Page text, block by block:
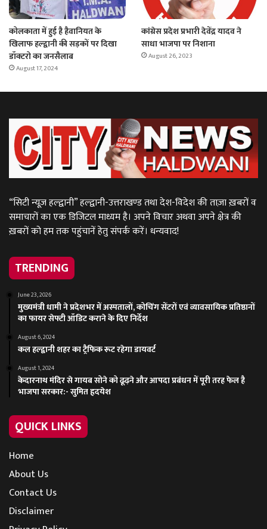
कोलकाता में हुई है हैवानियत के
खिलाफ हल्द्वानी की सड़कों पर दिखा
डॉक्टरो का जनसैलाब
August 17, 2024
कांग्रेस प्रदेश प्रभारी देवेंद्र यादव ने
साधा भाजपा पर निशाना
August 26, 2023
“सिटी न्यूज़ हल्द्वानी” हल्द्वानी-उत्तराखण्ड तथा देश-विदेश की ताज़ा ख़बरों व
समाचारों का एक डिजिटल माध्यम है। अपने विचार अथवा अपने क्षेत्र की
ख़बरों को हम तक पहुंचानें हेतु संपर्क करें। धन्यवाद!
TRENDING
June 23, 2026
मुख्यमंत्री धामी ने प्रदेशभर में अस्पतालों, कोचिंग सेंटरों एवं व्यावसायिक प्रतिष्ठानों
का फायर सेफ्टी ऑडिट कराने के दिए निर्देश
August 6, 2024
कल हल्द्वानी शहर का ट्रैफिक रूट रहेगा डायवर्ट
August 1, 2024
केदारनाथ मंदिर से गायब सोने को ढूढ़ने और आपदा प्रबंधन में पूरी तरह फेल है
भाजपा सरकार:- सुमित हृदयेश
QUICK LINKS
Home
About Us
Contact Us
Disclaimer